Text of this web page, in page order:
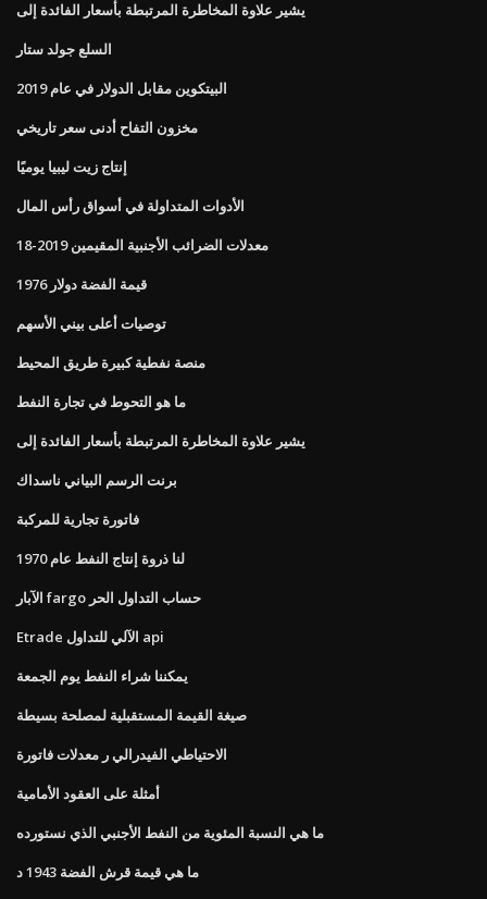
يشير علاوة المخاطرة المرتبطة بأسعار الفائدة إلى
السلع جولد ستار
البيتكوين مقابل الدولار في عام 2019
مخزون التفاح أدنى سعر تاريخي
إنتاج زيت ليبيا يوميًا
الأدوات المتداولة في أسواق رأس المال
معدلات الضرائب الأجنبية المقيمين 2019-18
قيمة الفضة دولار 1976
توصيات أعلى بيني الأسهم
منصة نفطية كبيرة طريق المحيط
ما هو التحوط في تجارة النفط
يشير علاوة المخاطرة المرتبطة بأسعار الفائدة إلى
برنت الرسم البياني ناسداك
فاتورة تجارية للمركبة
لنا ذروة إنتاج النفط عام 1970
الآبار fargo حساب التداول الحر
Etrade الآلي للتداول api
يمكننا شراء النفط يوم الجمعة
صيغة القيمة المستقبلية لمصلحة بسيطة
الاحتياطي الفيدرالي ر معدلات فاتورة
أمثلة على العقود الأمامية
ما هي النسبة المئوية من النفط الأجنبي الذي نستورده
ما هي قيمة قرش الفضة 1943 د